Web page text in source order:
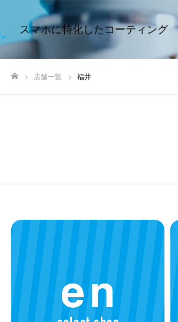
スマホに特化したコーティング
店舗一覧 福井